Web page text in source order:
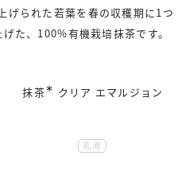
げられた若葉を春の収穫期に1つ
た、100%有機栽培抹茶です。
抹茶∗ クリア エマルジョン
乳液